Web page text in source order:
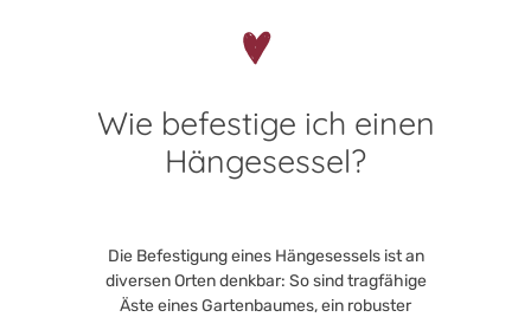
Wie befestige ich einen
Hängesessel?
Die Befestigung eines Hängesessels ist an
diversen Orten denkbar: So sind tragfähige
Äste eines Gartenbaumes, ein robuster